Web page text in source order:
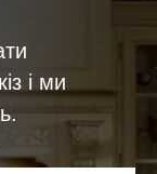
і ми